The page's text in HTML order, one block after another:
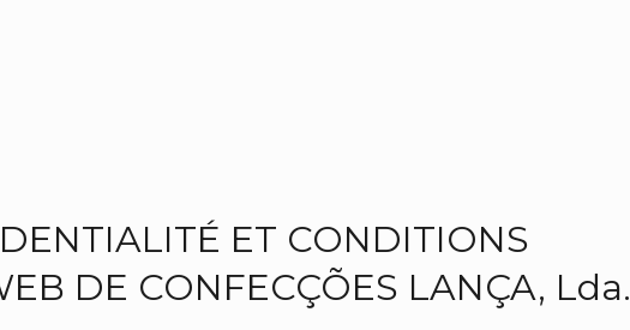
ET CONDITIONS
DE CONFECÇÕES LANÇA, Lda.